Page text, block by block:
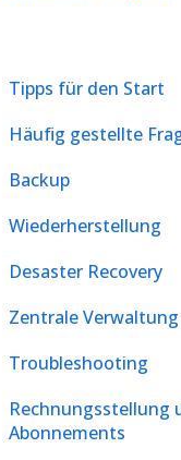
Tipps für den Start
Häufig gestellte
Backup
Wiederherstellung
Desaster Recovery
Zentrale Verwaltung
Troubleshooting
Rechnungsstellung
Abonnements